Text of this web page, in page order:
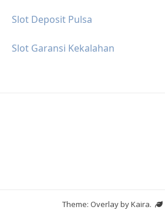
Slot Deposit Pulsa
Slot Garansi Kekalahan
Theme: Overlay byKaira.